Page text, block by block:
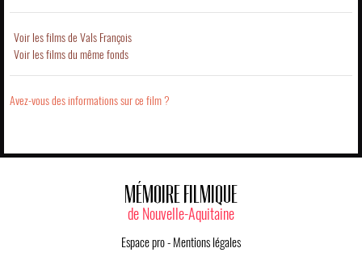
Voir les films de Vals François
Voir les films du même fonds
Avez-vous des informations sur ce film ?
MÉMOIRE FILMIQUE
de Nouvelle-Aquitaine
Espace pro- Mentions légales